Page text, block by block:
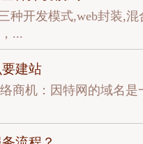
种开发模式,web封装,混
...
建站
商机：因特网的域名是